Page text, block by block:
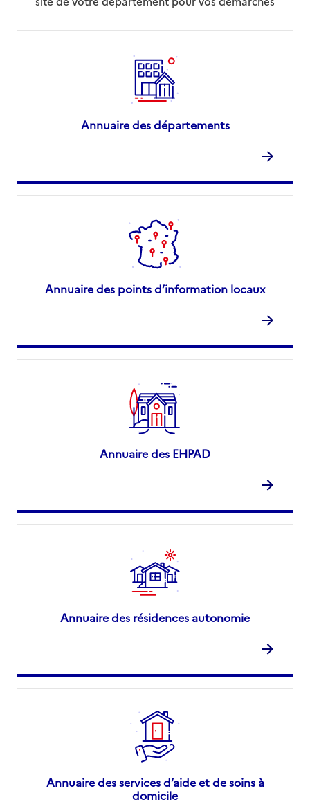
Annuaire des départements
Annuaire des points d’information locaux
Annuaire des EHPAD
Annuaire des résidences autonomie
Annuaire des services d’aide et de soins à
domicile